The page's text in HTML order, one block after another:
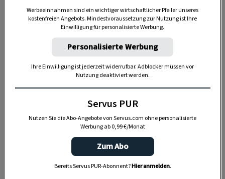
Blütenpracht für das Staudenbeet:
Großes Löwenmaul
Werbeeinnahmen sind ein wichtiger wirtschaftlicher Pfeiler unseres
kostenfreien Angebots. Mindestvoraussetzung zur Nutzung ist Ihre
Einwilligung für personalisierte Werbung.
Personalisierte Werbung
Ihre Einwilligung ist jederzeit widerrufbar. Adblocker müssen vor
Nutzung deaktiviert werden.
Servus PUR
Nutzen Sie die Abo-Angebote von Servus.com ohne personalisierte
Werbung ab 0,99 €/Monat
Zum Abo
Bereits Servus PUR-Abonnent?Hier anmelden.